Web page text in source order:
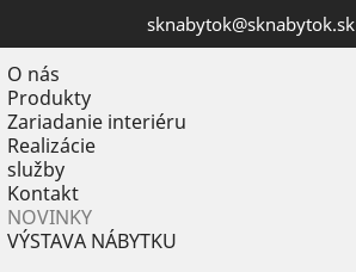
sknabytok@sknabytok.sk
O nás
Produkty
Zariadanie interiéru
Realizácie
služby
Kontakt
NOVINKY
VÝSTAVA NÁBYTKU